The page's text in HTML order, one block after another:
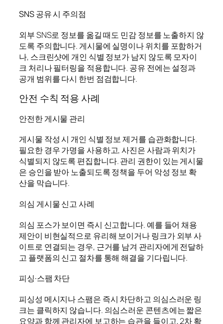
SNS 공유 시 주의점
외부 SNS로 정보를 옮길 때도 민감 정보를 노출하지 않
도록 주의합니다. 게시물에 실명이나 위치를 포함하거
나, 스크린샷에 개인 식별 정보가 남지 않도록 모자이
크 처리나 필터링을 적용합니다. 공유 전에는 설정과
공개 범위를 다시 한번 점검합니다.
안전 수칙 적용 사례
안전한 게시물 관리
게시물 작성 시 개인 식별 정보 제거를 습관화합니다.
필요한 경우 가명을 사용하고, 사진은 사람과 위치가
식별되지 않도록 편집합니다. 관리 권한이 있는 게시물
은 승인을 받아 노출되도록 정책을 두어 악성 정보 확
산을 막습니다.
의심 게시물 신고 사례
의심 포스가 보이면 즉시 신고합니다. 예를 들어 채용
제안이 비현실적으로 유리해 보이거나 링크가 외부 사
이트로 연결되는 경우, 근거를 남겨 관리자에게 전달하
고 플랫폼의 신고 절차를 통해 해결을 기다립니다.
피싱·스팸 차단
피싱성 메시지나 스팸은 즉시 차단하고 의심스러운 링
크는 클릭하지 않습니다. 의심스러운 콘텐츠에는 짧은
요약과 함께 관리자에 보고하는 습관을 들이고, 2차 확